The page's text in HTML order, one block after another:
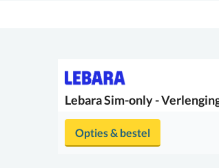
LebaraSim-only -
Opties & bestel